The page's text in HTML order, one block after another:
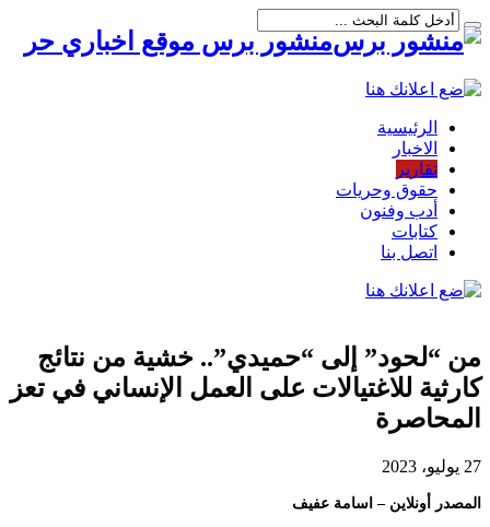
منشور برس موقع اخباري حر
الرئيسية
الاخبار
تقارير
حقوق وحريات
أدب وفنون
كتابات
اتصل بنا
من “لحود” إلى “حميدي”.. خشية من نتائج
كارثية للاغتيالات على العمل الإنساني في تعز
المحاصرة
27 يوليو، 2023
المصدر أونلاين – اسامة عفيف